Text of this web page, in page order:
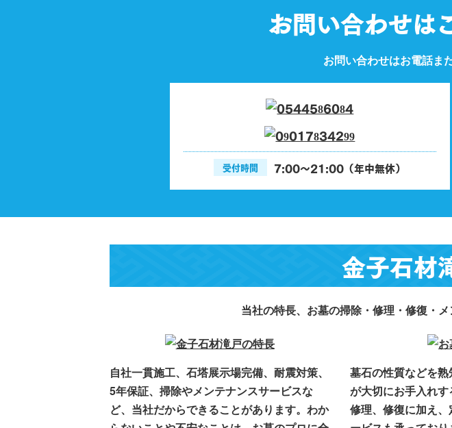
お問い合わせは
お問い合わせはお電話ま
受付時間 7:00～21:00（年中無休）
金子石材
当社の特長、お墓の掃除・修理・修復・
自社一貫施工、石塔展示場完備、耐震対策、
5年保証、掃除やメンテナンスサービスな
ど、当社だからできることがあります。わか
墓石の性質などを
が大切にお手入れす
修理、修復に加え